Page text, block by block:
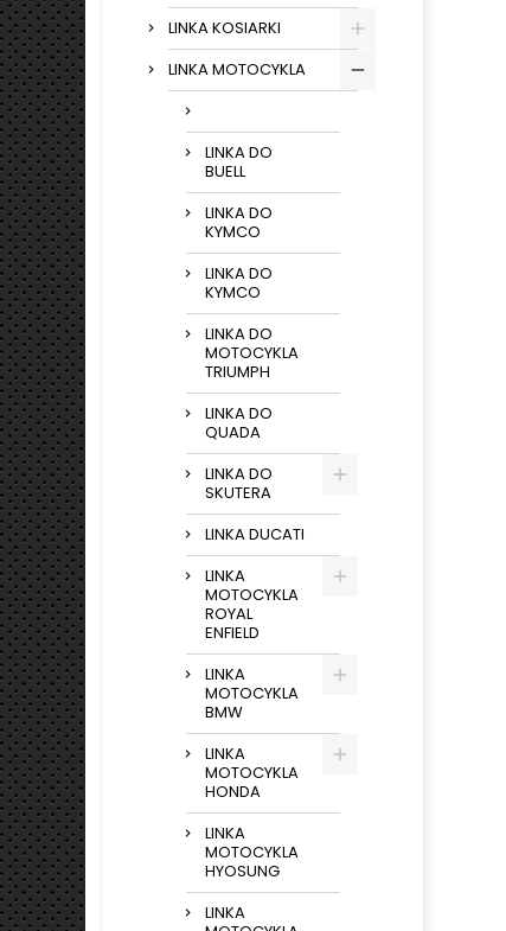
LINKA KOSIARKI
LINKA MOTOCYKLA
LINKA DO
BUELL
LINKA DO
KYMCO
LINKA DO
KYMCO
LINKA DO
MOTOCYKLA
TRIUMPH
LINKA DO
QUADA
LINKA DO
SKUTERA
LINKA DUCATI
LINKA
MOTOCYKLA
ROYAL
ENFIELD
LINKA
MOTOCYKLA
BMW
LINKA
MOTOCYKLA
HONDA
LINKA
MOTOCYKLA
HYOSUNG
LINKA